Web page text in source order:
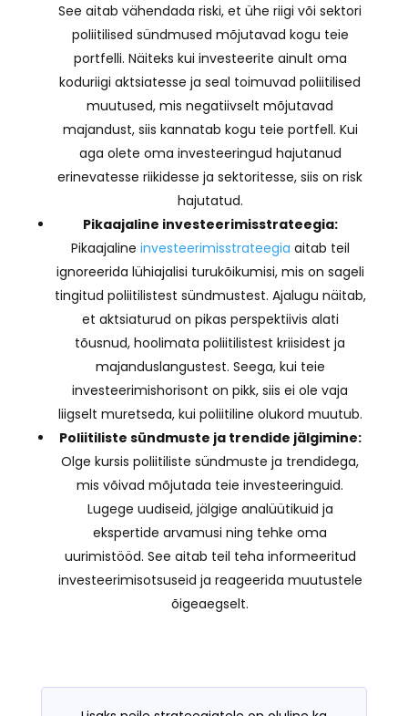
See aitab vähendada riski, et ühe riigi või sektori
poliitilised sündmused mõjutavad kogu teie
portfelli. Näiteks kui investeerite ainult oma
koduriigi aktsiatesse ja seal toimuvad poliitilised
muutused, mis negatiivselt mõjutavad
majandust, siis kannatab kogu teie portfell. Kui
aga olete oma investeeringud hajutanud
erinevatesse riikidesse ja sektoritesse, siis on risk
hajutatud.
Pikaajaline investeerimisstrateegia:
Pikaajaline investeerimisstrateegia aitab teil
ignoreerida lühiajalisi turukõikumisi, mis on sageli
tingitud poliitilistest sündmustest. Ajalugu näitab,
et aktsiaturud on pikas perspektiivis alati
tõusnud, hoolimata poliitilistest kriisidest ja
majanduslangustest. Seega, kui teie
investeerimishorisont on pikk, siis ei ole vaja
liigselt muretseda, kui poliitiline olukord muutub.
Poliitiliste sündmuste ja trendide jälgimine:
Olge kursis poliitiliste sündmuste ja trendidega,
mis võivad mõjutada teie investeeringuid.
Lugege uudiseid, jälgige analüütikuid ja
ekspertide arvamusi ning tehke oma
uurimistööd. See aitab teil teha informeeritud
investeerimisotsuseid ja reageerida muutustele
õigeaegselt.